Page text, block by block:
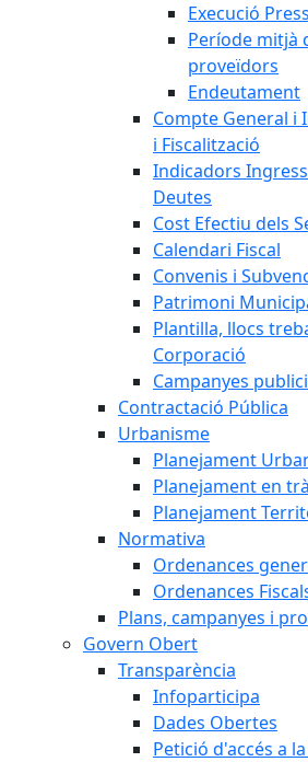
Execució
Període mitjà
proveïdors
Endeutament
Compte General
i Fiscalització
Indicadors
Deutes
Cost Efectiu dels
Calendari Fiscal
Convenis i
Patrimoni
Plantilla, llocs
Corporació
Campanyes
Contractació Pública
Urbanisme
Planejament
Planejament en
Planejament
Normativa
Ordenances
Ordenances
Plans, campanyes i
Govern Obert
Transparència
Infoparticipa
Dades Obertes
Petició d'accés a